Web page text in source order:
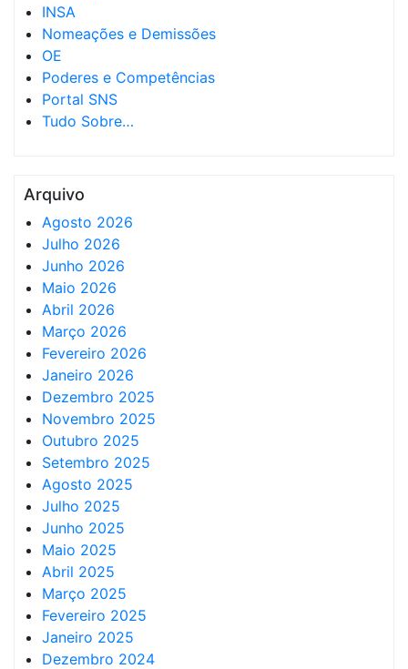
INSA
Nomeações e Demissões
OE
Poderes e Competências
Portal SNS
Tudo Sobre…
Arquivo
Agosto 2026
Julho 2026
Junho 2026
Maio 2026
Abril 2026
Março 2026
Fevereiro 2026
Janeiro 2026
Dezembro 2025
Novembro 2025
Outubro 2025
Setembro 2025
Agosto 2025
Julho 2025
Junho 2025
Maio 2025
Abril 2025
Março 2025
Fevereiro 2025
Janeiro 2025
Dezembro 2024